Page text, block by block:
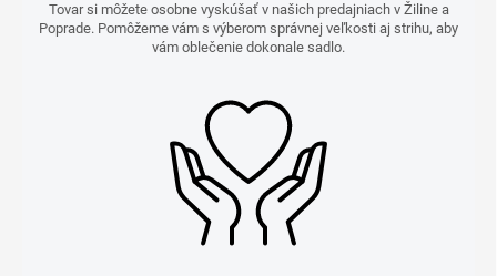
Tovar si môžete osobne vyskúšať v našich predajniach v Žiline a
Poprade. Pomôžeme vám s výberom správnej veľkosti aj strihu, aby
vám oblečenie dokonale sadlo.